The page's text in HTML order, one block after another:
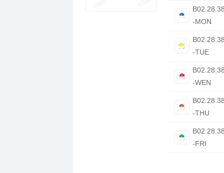
-MON
-TUE
-WEN
-THU
-FRI